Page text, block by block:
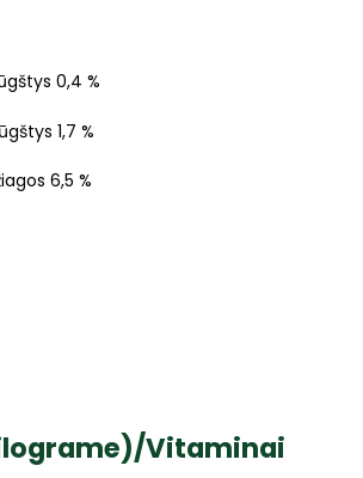
0,4 %
1,7 %
6,5 %
Vitaminai